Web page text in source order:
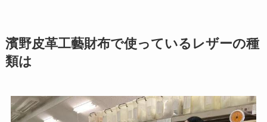
濱野皮革工藝財布で使っているレザーの種
類は